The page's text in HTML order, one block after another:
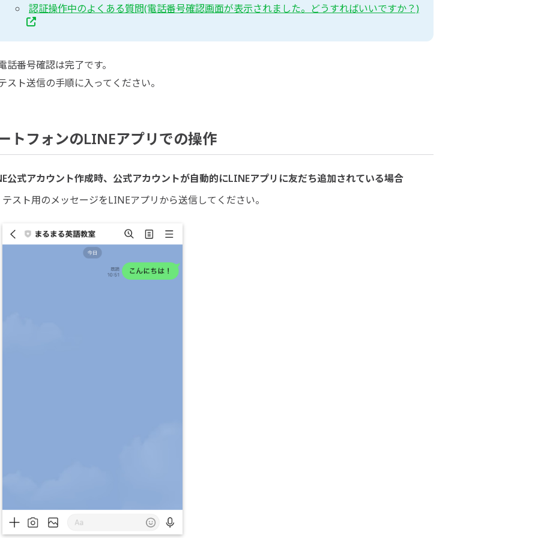
認証操作中のよくある質問(電話番号確認画面が表示されました。どうすればいいですか？)
話番号確認は完了です。
スト送信の手順に入ってください。
トフォンのLINEアプリでの操作
公式アカウント作成時、公式アカウントが自動的にLINEアプリに友だち追加されている場合
テスト用のメッセージをLINEアプリから送信してください。